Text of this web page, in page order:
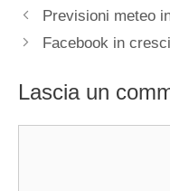
Previsioni meteo
Facebook in
Lascia un